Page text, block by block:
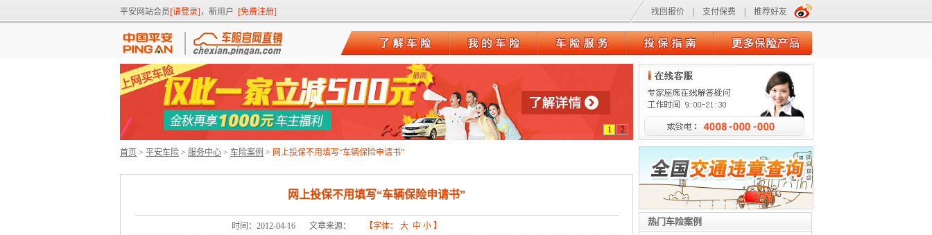
平安网站会员[请登录] ，新用户 [免费注册] 找回报价 支付保费 推荐好友
热门车险案例
1 2
首页 > 平安车险 > 服务中心 > 车险案例 > 网上投保不用填写“车辆保险申请书”
网上投保不用填写“车辆保险申请书”
时间：2012-04-16 文章来源： 【字体： 大 中 小 】